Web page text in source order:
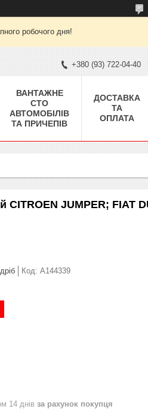
робочого дня!
+380 (93) 722-04-40
ВАНТАЖНЕ
СТО
АВТОМОБІЛІВ
ТА ПРИЧЕПІВ
ДОСТАВКА
ТА
ОПЛАТА
CITROEN JUMPER; FIAT
Код: A144339
14 днів за рахунок покупця